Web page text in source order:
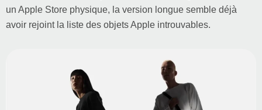
un Apple Store physique, la version longue semble déjà
avoir rejoint la liste des objets Apple introuvables.